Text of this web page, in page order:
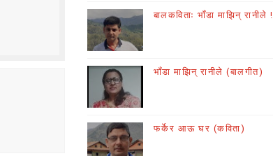
बालकविताः भाँडा माझिन् रानीले !
भाँडा माझिन् रानीले (बालगीत)
फर्केर आऊ घर (कविता)